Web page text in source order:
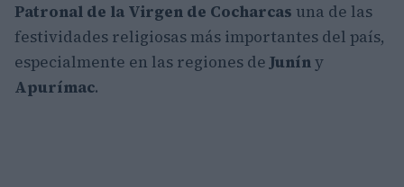
Patronal de la Virgen de Cocharcas una de las
festividades religiosas más importantes del país,
especialmente en las regiones deJuníny
Apurímac.